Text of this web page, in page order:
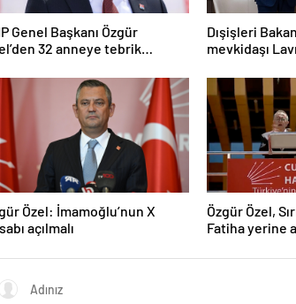
Genel Başkanı Özgür
32 anneye tebrik
Dışişleri
mevkidaşı
Özel: İmamoğlu’nun X
açılmalı
Özgür Özel,
Fatiha yerine